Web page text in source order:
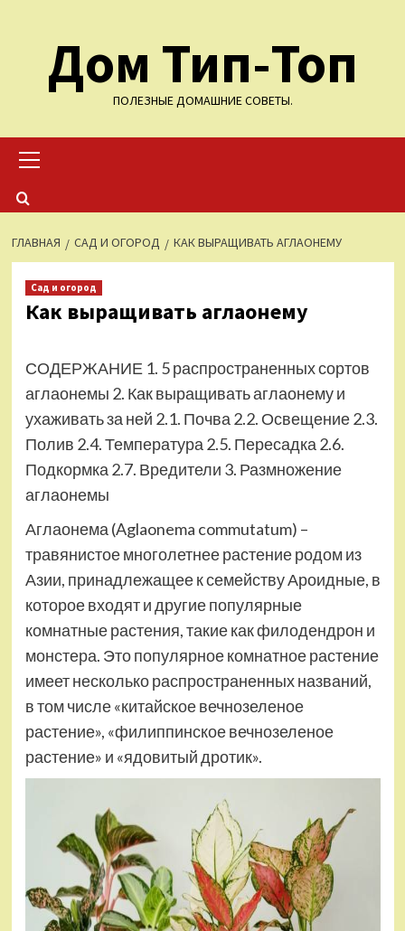
содержимомуДом Тип-Топ
ПОЛЕЗНЫЕ ДОМАШНИЕ СОВЕТЫ.
меню
ГЛАВНАЯ САД И ОГОРОД КАК ВЫРАЩИВАТЬ АГЛАОНЕМУ
Сад и огород
Как выращивать аглаонему
СОДЕРЖАНИЕ 1. 5 распространенных сортов
аглаонемы 2. Как выращивать аглаонему и
ухаживать за ней 2.1. Почва 2.2. Освещение 2.3.
Полив 2.4. Температура 2.5. Пересадка 2.6.
Подкормка 2.7. Вредители 3. Размножение
аглаонемы
Аглаонема (Aglaonema commutatum) –
травянистое многолетнее растение родом из
Азии, принадлежащее к семейству Ароидные, в
которое входят и другие популярные
комнатные растения, такие как филодендрон и
монстера. Это популярное комнатное растение
имеет несколько распространенных названий,
в том числе «китайское вечнозеленое
растение», «филиппинское вечнозеленое
растение» и «ядовитый дротик».